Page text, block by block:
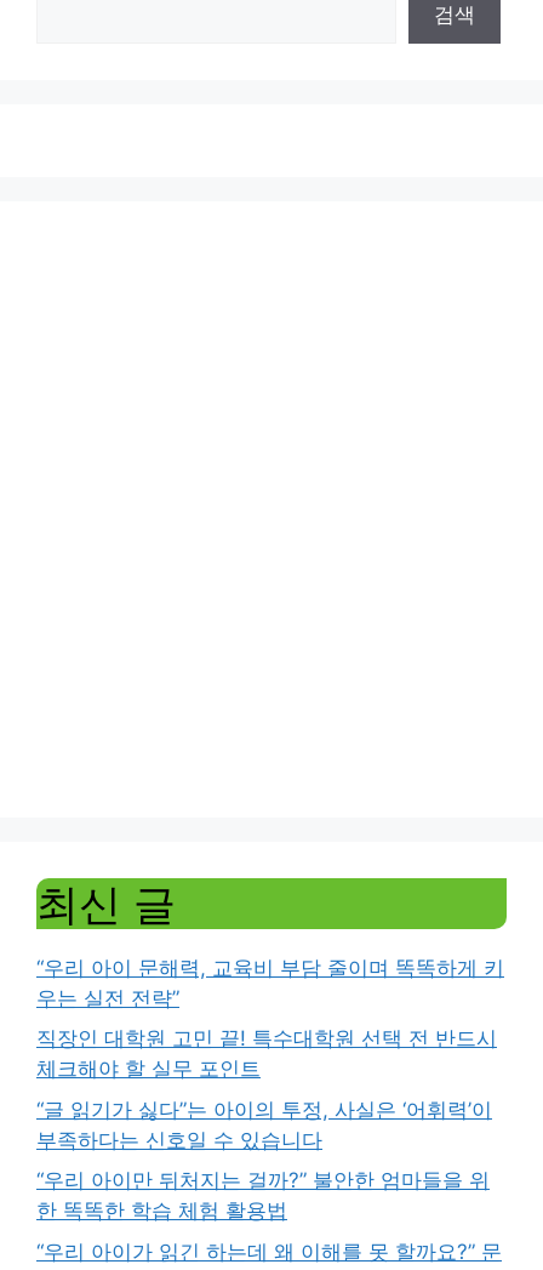
검색
최신 글
“우리 아이 문해력, 교육비 부담 줄이며 똑똑하게 키
우는 실전 전략”
직장인 대학원 고민 끝! 특수대학원 선택 전 반드시
체크해야 할 실무 포인트
“글 읽기가 싫다”는 아이의 투정, 사실은 ‘어휘력’이
부족하다는 신호일 수 있습니다
“우리 아이만 뒤처지는 걸까?” 불안한 엄마들을 위
한 똑똑한 학습 체험 활용법
“우리 아이가 읽긴 하는데 왜 이해를 못 할까요?” 문